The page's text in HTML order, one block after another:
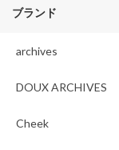
ブランド
archives
DOUX ARCHIVES
Cheek